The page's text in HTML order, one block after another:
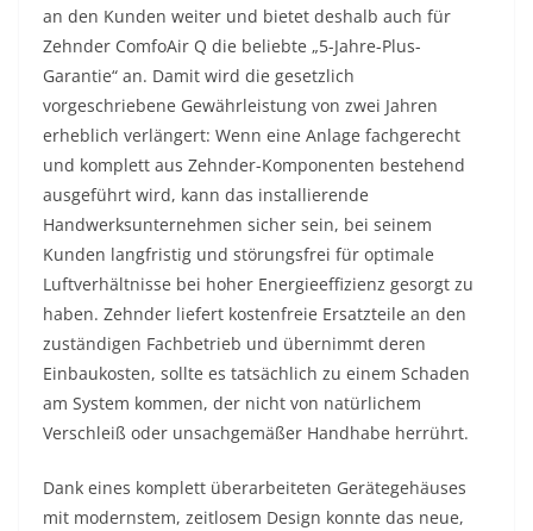
an den Kunden weiter und bietet deshalb auch für
Zehnder ComfoAir Q die beliebte „5-Jahre-Plus-
Garantie“ an. Damit wird die gesetzlich
vorgeschriebene Gewährleistung von zwei Jahren
erheblich verlängert: Wenn eine Anlage fachgerecht
und komplett aus Zehnder-Komponenten bestehend
ausgeführt wird, kann das installierende
Handwerksunternehmen sicher sein, bei seinem
Kunden langfristig und störungsfrei für optimale
Luftverhältnisse bei hoher Energieeffizienz gesorgt zu
haben. Zehnder liefert kostenfreie Ersatzteile an den
zuständigen Fachbetrieb und übernimmt deren
Einbaukosten, sollte es tatsächlich zu einem Schaden
am System kommen, der nicht von natürlichem
Verschleiß oder unsachgemäßer Handhabe herrührt.
Dank eines komplett überarbeiteten Gerätegehäuses
mit modernstem, zeitlosem Design konnte das neue,